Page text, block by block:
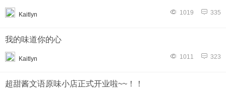
Kaitlyn 1019 335
我的味道你的心
Kaitlyn 1011 323
超甜酱文语原味小店正式开业啦~~！！